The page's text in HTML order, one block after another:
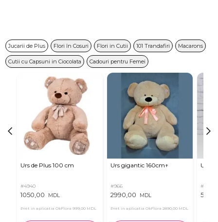
Jucarii de Plus Flori în Cosuri Flori in Cutii 101 Trandafiri Macarons
Cutii cu Capsuni in Ciocolata Cadouri pentru Femei
Urs de Plus 100 cm
#4940
1050,00 MDL
Pret in aplicatia OkFlora 999,00 MDL
Urs gigantic 160cm↑
#966
2990,00 MDL
Pret in aplicatia OkFlora 2890,00 MDL
Urs
#11